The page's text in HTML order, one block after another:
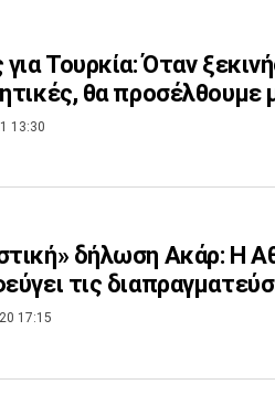
Τουρκία: Όταν
θα προσέλθουμε
13:30
δήλωση Ακάρ: Η
τις
17:15